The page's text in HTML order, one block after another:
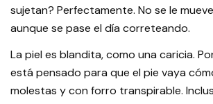
sujetan? Perfectamente. No se le
aunque se pase el día correteando.
La piel es blandita, como una caricia.
está pensado para que el pie vaya
molestas y con forro transpirable.